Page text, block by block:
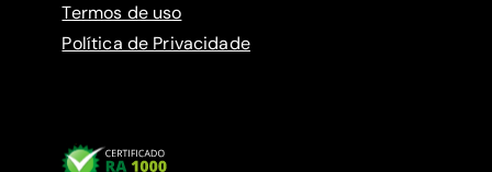
Termos de uso
Política de Privacidade